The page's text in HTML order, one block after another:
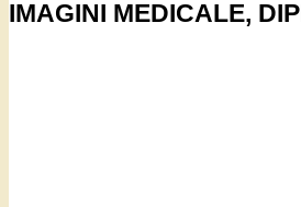
IMAGINI MEDICALE,